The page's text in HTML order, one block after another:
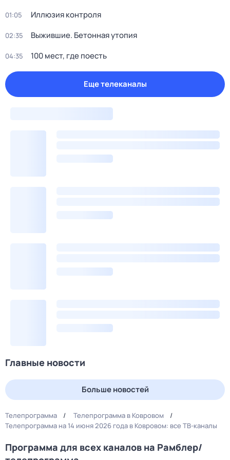
01:05 Иллюзия контроля
02:35 Выжившие. Бетонная утопия
04:35 100 мeст, где пoесть
Еще телеканалы
Главные новости
Больше новостей
Телепрограмма
Телепрограмма в Ковровом
Телепрограмма на 14 июня 2026 года в Ковровом: все ТВ-каналы
Программа для всех каналов на Рамблер/